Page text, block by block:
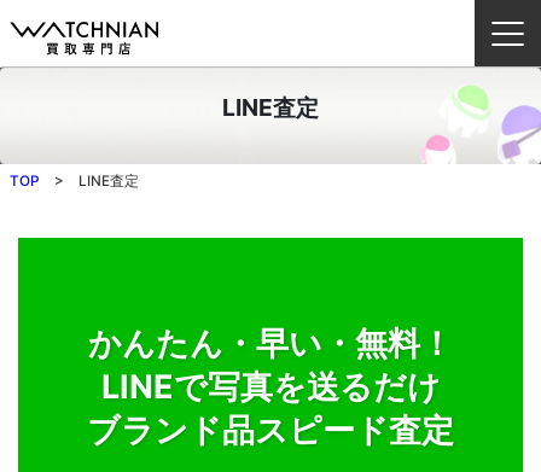
ウォッチニアン買取専門店とは？
ブランドから探す
LINE査定
TOP LINE査定
かんたん・早い・無料！
LINEで写真を送るだけ
ブランド品スピード査定